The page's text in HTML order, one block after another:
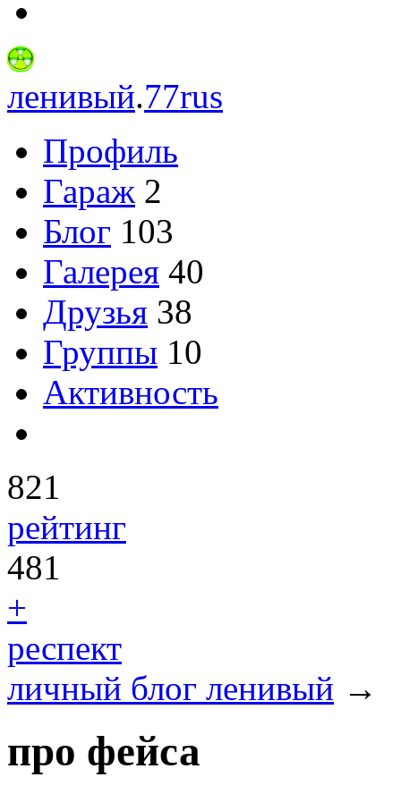
ленивый.77rus
Профиль
Гараж 2
Блог 103
Галерея 40
Друзья 38
Группы 10
Активность
821
рейтинг
481
+
респект
личный блог ленивый →
про фейса